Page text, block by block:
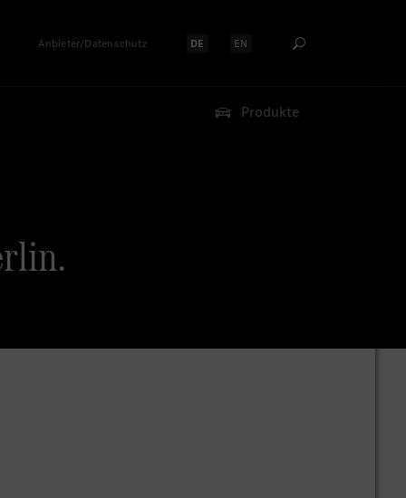
Anbieter/Datenschutz Sprache auswählen:
DE Sprache auswählen:
EN
Produkte